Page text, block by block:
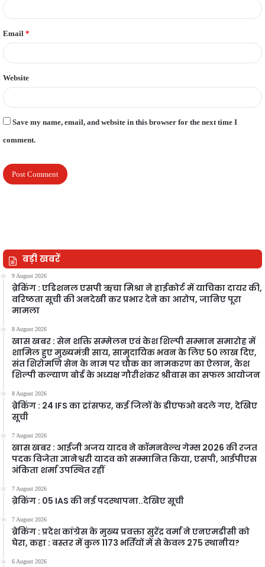
Email *
Website
Save my name, email, and website in this browser for the next time I
comment.
बड़ी खबरें
9 August 2026
ब्रेकिंग : एडिशनल एसपी ऋचा मिश्रा ने हाईकोर्ट में याचिका दायर की,
वरिष्ठता सूची की अनदेखी कर प्रभार देने का आरोप, जानिए पूरा
मामला
8 August 2026
खास खबर : सेन शक्ति सम्मेलन एवं केश शिल्पी सम्मान समारोह में
शामिल हुए मुख्यमंत्री साय, सामुदायिक भवन के लिए 50 लाख दिए,
संत शिरोमणि सेन के नाम पर चौक का नामकरण का ऐलान, केश
शिल्पी कल्याण बोर्ड के अध्यक्ष गौरीशंकर श्रीवास का सफल आयोजन
8 August 2026
ब्रेकिंग : 24 IFS का ट्रांसफर, कई जिलों के डीएफओ बदले गए, देखिए
सूची
7 August 2026
खास खबर : आईजी अजय यादव ने कॉमनवेल्थ गेम्स 2026 की रजत
पदक विजेता ज्ञानेश्वरी यादव को सम्मानित किया, एसपी, आईपीएस
अंकिता शर्मा उपस्थित रहीं
7 August 2026
ब्रेकिंग : 05 IAS की नई पदस्थापना..देखिए सूची
7 August 2026
ब्रेकिंग : प्रदेश कांग्रेस के मुख्य प्रवक्ता सुरेंद्र वर्मा ने एनएमडीसी को
घेरा, कहा : बस्तर में कुल 1173 भर्तियों में से केवल 275 स्थानीय?
6 August 2026